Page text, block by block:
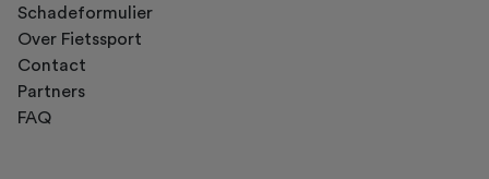
Schadeformulier
Over Fietssport
Contact
Partners
FAQ